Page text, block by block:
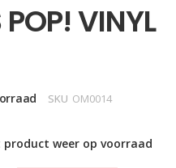
POP! VINYL
SKU OM0014
weer op voorraad